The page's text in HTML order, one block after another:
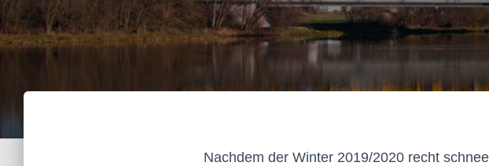
Nachdem der Winter 2019/2020 recht